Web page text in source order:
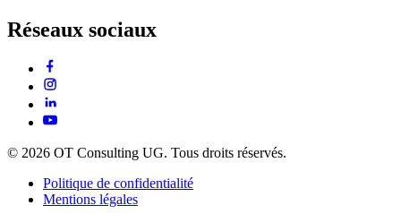
Réseaux sociaux
© 2026 OT Consulting UG. Tous droits réservés.
Politique de confidentialité
Mentions légales